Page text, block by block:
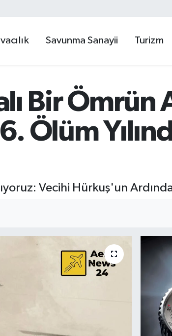
Savunma Sanayii Turizm
Bir Ömrün
Ölüm
Vecihi Hürkuş'un